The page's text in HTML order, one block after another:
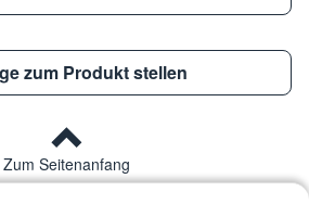
zum Produkt stellen
Zum Seitenanfang